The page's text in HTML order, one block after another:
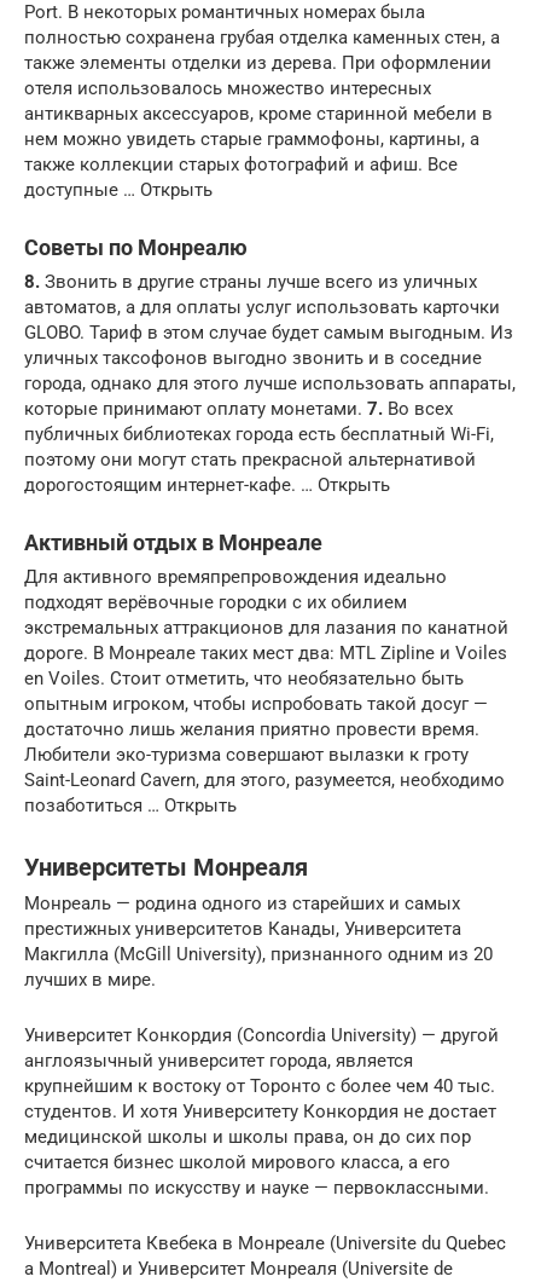
Port. В некоторых романтичных номерах была
полностью сохранена грубая отделка каменных стен, а
также элементы отделки из дерева. При оформлении
отеля использовалось множество интересных
антикварных аксессуаров, кроме старинной мебели в
нем можно увидеть старые граммофоны, картины, а
также коллекции старых фотографий и афиш. Все
доступные … Открыть
Советы по Монреалю
8. Звонить в другие страны лучше всего из уличных
автоматов, а для оплаты услуг использовать карточки
GLOBO. Тариф в этом случае будет самым выгодным. Из
уличных таксофонов выгодно звонить и в соседние
города, однако для этого лучше использовать аппараты,
которые принимают оплату монетами. 7. Во всех
публичных библиотеках города есть бесплатный Wi-Fi,
поэтому они могут стать прекрасной альтернативой
дорогостоящим интернет-кафе. … Открыть
Активный отдых в Монреале
Для активного времяпрепровождения идеально
подходят верёвочные городки с их обилием
экстремальных аттракционов для лазания по канатной
дороге. В Монреале таких мест два: MTL Zipline и Voiles
en Voiles. Стоит отметить, что необязательно быть
опытным игроком, чтобы испробовать такой досуг —
достаточно лишь желания приятно провести время.
Любители эко-туризма совершают вылазки к гроту
Saint-Leonard Cavern, для этого, разумеется, необходимо
позаботиться … Открыть
Университеты Монреаля
Монреаль — родина одного из старейших и самых
престижных университетов Канады, Университета
Макгилла (McGill University), признанного одним из 20
лучших в мире.
Университет Конкордия (Concordia University) — другой
англоязычный университет города, является
крупнейшим к востоку от Торонто с более чем 40 тыс.
студентов. И хотя Университету Конкордия не достает
медицинской школы и школы права, он до сих пор
считается бизнес школой мирового класса, а его
программы по искусству и науке — первоклассными.
Университета Квебека в Монреале (Universite du Quebec
a Montreal) и Университет Монреаля (Universite de